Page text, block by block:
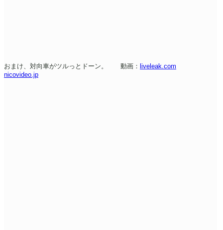
おまけ、対向車がツルっとドーン。 動画： liveleak.com
nicovideo.jp